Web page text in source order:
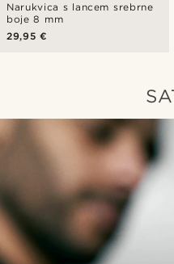
Narukvica s lancem srebrne
boje 8 mm
29,95 €